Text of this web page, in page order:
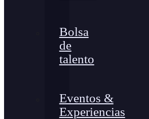
Bolsa
de
talento
Eventos &
Experiencias